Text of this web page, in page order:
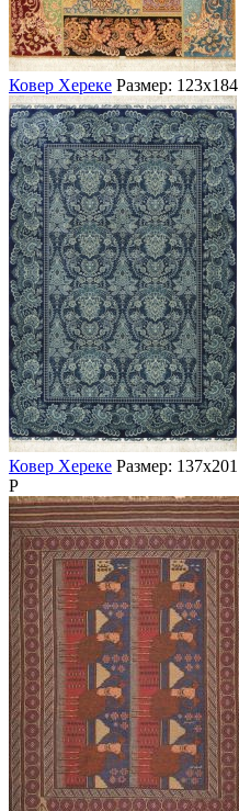
Ковер Хереке Размер: 123х184
Ковер Хереке Размер: 137х201
Р